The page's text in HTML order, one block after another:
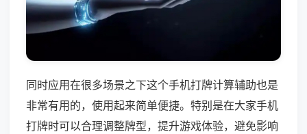
同时应用在很多场景之下这个手机打牌计算辅助也是
非常有用的，使用起来简单便捷。特别是在大家手机
打牌时可以合理调整牌型，提升游戏体验，避免影响